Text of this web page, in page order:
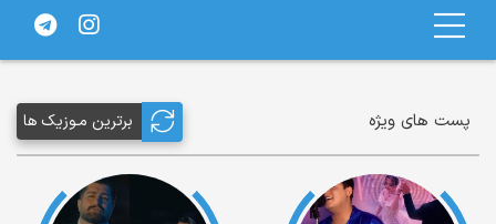
پست های ویژه برترین مـوزیک ها